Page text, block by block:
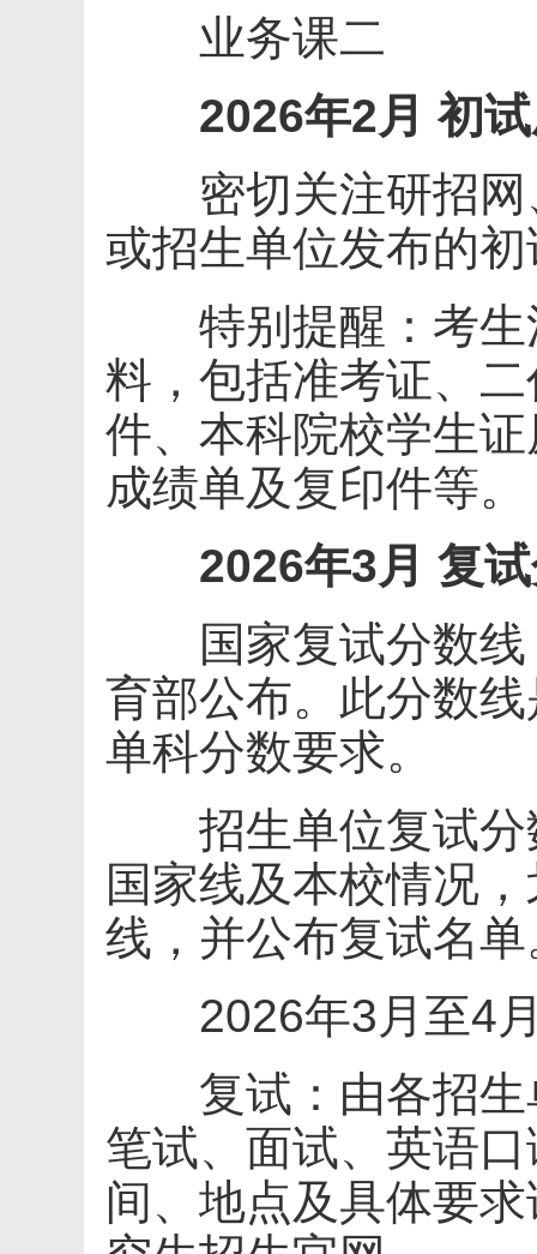
业务课二
2026年2月 初
密切关注研招网
或招生单位发布的
特别提醒：考生
料，包括准考证、
件、本科院校学生
成绩单及复印件等。
2026年3月 复
国家复试分数线
育部公布。此分数
单科分数要求。
招生单位复试分
国家线及本校情况
线，并公布复试名单
2026年3月至4月
复试：由各招生
笔试、面试、英语
间、地点及具体要